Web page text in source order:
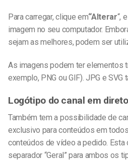
Para carregar, clique em“Alterar“,
imagem no seu computador.
sejam as melhores, podem ser
As imagens podem ter elementos
exemplo, PNG ou GIF). JPG e
Logótipo do canal em
Também tem a possibilidade de
exclusivo para conteúdos em
conteúdos de vídeo a pedido. Esta
separador “Geral” para ambos os